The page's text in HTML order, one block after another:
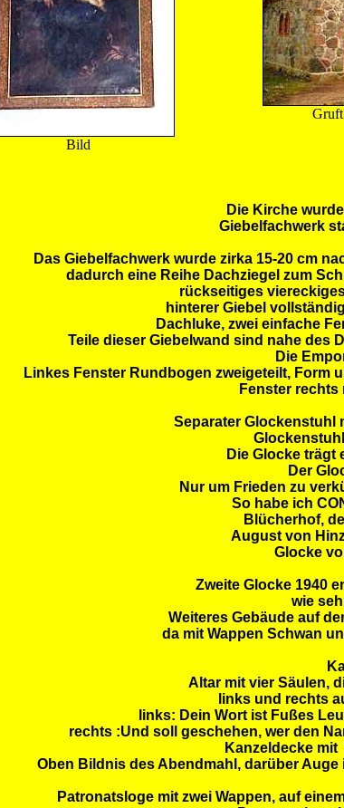
Bild
Gruft
Die Kirche
Giebelfachwerk
Das Giebelfachwerk wurde zirka 15-20 cm
dadurch eine Reihe Dachziegel zum
rückseitiges
hinterer Giebel
Dachluke, zwei einfache
Teile dieser Giebelwand sind nahe des
Die
Linkes Fenster Rundbogen zweigeteilt, Form
Fenster
Separater Glockenstuhl
Die Glocke trägt
Der
Nur um Frieden zu
So habe ich
Blücherhof,
August von
Glocke
Zweite Glocke 1940
wie
Weiteres Gebäude auf
da mit Wappen Schwan
Altar mit vier Säulen,
links und rechts
links: Dein Wort ist Fußes
rechts :Und soll geschehen, wer den
Kanzeldecke
Oben Bildnis des Abendmahl, darüber
Patronatsloge mit zwei Wappen, auf